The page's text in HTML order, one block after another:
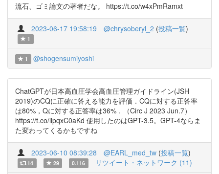
流石、ゴミ論文の著者だな。 https://t.co/w4xPmRamxt
2023-06-17 19:58:19 @chrysoberyl_2 (投稿一覧)
1
1 @shogensumiyoshi
ChatGPTが日本高血圧学会高血圧管理ガイドライン(JSH
2019)のCQに正確に答える能力を評価．CQに対する正答率
は80%，Qに対する正答率は36%．（Circ J 2023 Jun.7）
https://t.co/llpqxC0aKd 使用したのはGPT-3.5。GPT-4ならま
た変わってくるかもですね
2023-06-10 08:39:28 @EARL_med_tw (投稿一覧)
14 29 0.116 リツイート・ネットワーク (11)